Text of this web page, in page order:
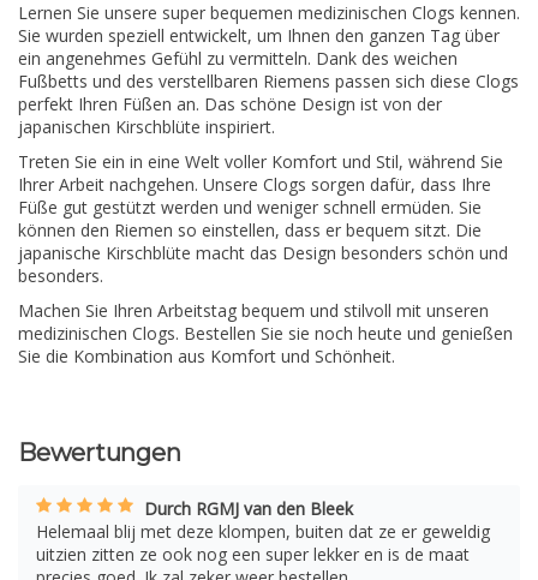
Lernen Sie unsere super bequemen medizinischen Clogs kennen.
Sie wurden speziell entwickelt, um Ihnen den ganzen Tag über
ein angenehmes Gefühl zu vermitteln. Dank des weichen
Fußbetts und des verstellbaren Riemens passen sich diese Clogs
perfekt Ihren Füßen an. Das schöne Design ist von der
japanischen Kirschblüte inspiriert.
Treten Sie ein in eine Welt voller Komfort und Stil, während Sie
Ihrer Arbeit nachgehen. Unsere Clogs sorgen dafür, dass Ihre
Füße gut gestützt werden und weniger schnell ermüden. Sie
können den Riemen so einstellen, dass er bequem sitzt. Die
japanische Kirschblüte macht das Design besonders schön und
besonders.
Machen Sie Ihren Arbeitstag bequem und stilvoll mit unseren
medizinischen Clogs. Bestellen Sie sie noch heute und genießen
Sie die Kombination aus Komfort und Schönheit.
Bewertungen
Durch RGMJ van den Bleek
Helemaal blij met deze klompen, buiten dat ze er geweldig
uitzien zitten ze ook nog een super lekker en is de maat